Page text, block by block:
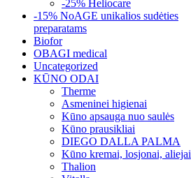
-25% Heliocare
-15% NoAGE unikalios sudėties
preparatams
Biofor
OBAGI medical
Uncategorized
KŪNO ODAI
Therme
Asmeninei higienai
Kūno apsauga nuo saulės
Kūno prausikliai
DIEGO DALLA PALMA
Kūno kremai, losjonai, aliejai
Thalion